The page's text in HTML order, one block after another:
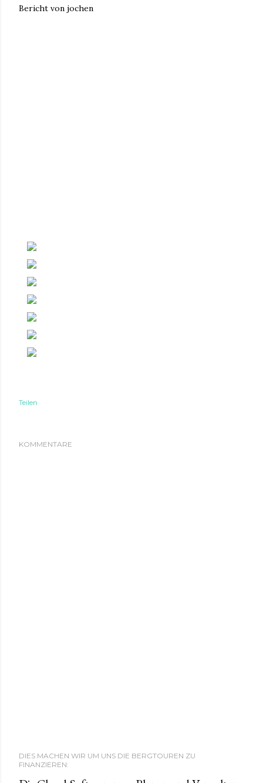
Bericht von jochen
Teilen
KOMMENTARE
DIES MACHEN WIR UM UNS DIE BERGTOUREN ZU
FINANZIEREN: